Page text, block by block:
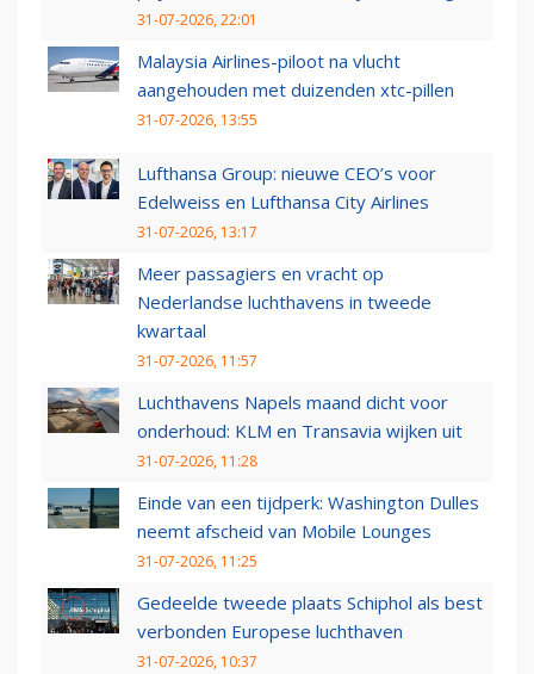
31-07-2026, 22:01
Malaysia Airlines-piloot na vlucht
aangehouden met duizenden xtc-pillen
31-07-2026, 13:55
Lufthansa Group: nieuwe CEO’s voor
Edelweiss en Lufthansa City Airlines
31-07-2026, 13:17
Meer passagiers en vracht op
Nederlandse luchthavens in tweede
kwartaal
31-07-2026, 11:57
Luchthavens Napels maand dicht voor
onderhoud: KLM en Transavia wijken uit
31-07-2026, 11:28
Einde van een tijdperk: Washington Dulles
neemt afscheid van Mobile Lounges
31-07-2026, 11:25
Gedeelde tweede plaats Schiphol als best
verbonden Europese luchthaven
31-07-2026, 10:37